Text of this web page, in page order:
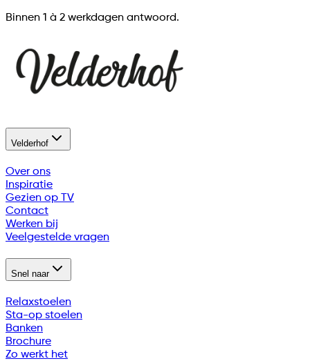
Binnen 1 à 2 werkdagen antwoord.
Velderhof
Over ons
Inspiratie
Gezien op TV
Contact
Werken bij
Veelgestelde vragen
Snel naar
Relaxstoelen
Sta-op stoelen
Banken
Brochure
Zo werkt het